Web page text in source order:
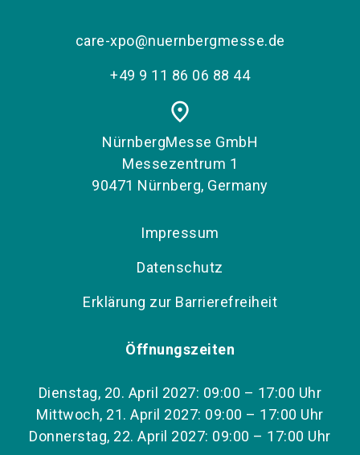
care-xpo@nuernbergmesse.de
+49 9 11 86 06 88 44
place
NürnbergMesse GmbH
Messezentrum 1
90471 Nürnberg, Germany
Impressum
Datenschutz
Erklärung zur Barrierefreiheit
Öffnungszeiten
Dienstag, 20. April 2027: 09:00 – 17:00 Uhr
Mittwoch, 21. April 2027: 09:00 – 17:00 Uhr
Donnerstag, 22. April 2027: 09:00 – 17:00 Uhr